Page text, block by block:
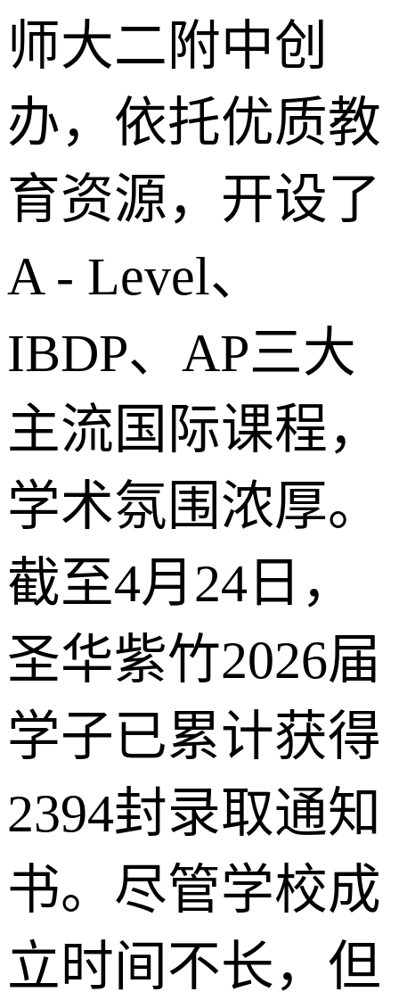
师大二附中创
办，依托优质教
育资源，开设了
A - Level、
IBDP、AP三大
主流国际课程，
学术氛围浓厚。
截至4月24日，
圣华紫竹2026届
学子已累计获得
2394封录取通知
书。尽管学校成
立时间不长，但